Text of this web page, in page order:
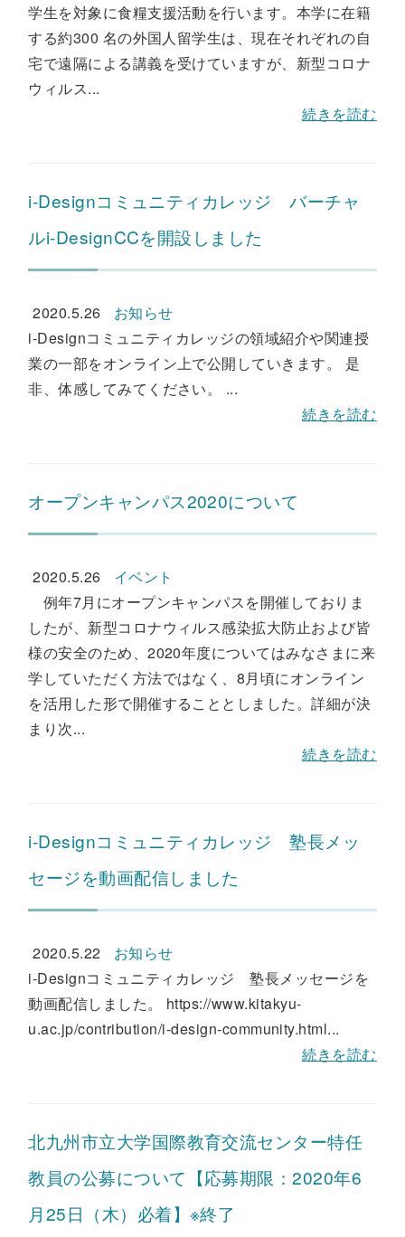
学生を対象に食糧支援活動を行います。本学に在籍
する約300 名の外国人留学生は、現在それぞれの自
宅で遠隔による講義を受けていますが、新型コロナ
ウィルス...
続きを読む
i-Designコミュニティカレッジ バーチャ
ルi-DesignCCを開設しました
2020.5.26
お知らせ
i-Designコミュニティカレッジの領域紹介や関連授
業の一部をオンライン上で公開していきます。 是
非、体感してみてください。 ...
続きを読む
オープンキャンパス2020について
2020.5.26
イベント
例年7月にオープンキャンパスを開催しておりま
したが、新型コロナウィルス感染拡大防止および皆
様の安全のため、2020年度についてはみなさまに来
学していただく方法ではなく、8月頃にオンライン
を活用した形で開催することとしました。詳細が決
まり次...
続きを読む
i-Designコミュニティカレッジ 塾長メッ
セージを動画配信しました
2020.5.22
お知らせ
i-Designコミュニティカレッジ 塾長メッセージを
動画配信しました。 https://www.kitakyu-
u.ac.jp/contribution/i-design-community.html...
続きを読む
北九州市立大学国際教育交流センター特任
教員の公募について【応募期限：2020年6
月25日（木）必着】※終了